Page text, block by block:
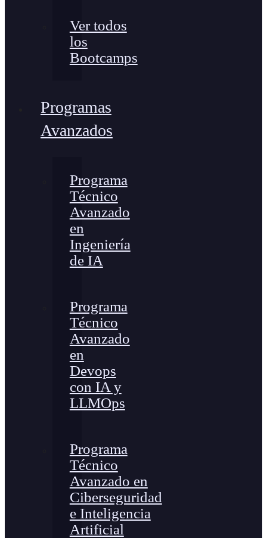
Ver todos
los
Bootcamps
Programas
Avanzados
Programa
Técnico
Avanzado
en
Ingeniería
de IA
Programa
Técnico
Avanzado
en
Devops
con IA y
LLMOps
Programa
Técnico
Avanzado en
Ciberseguridad
e Inteligencia
Artificial